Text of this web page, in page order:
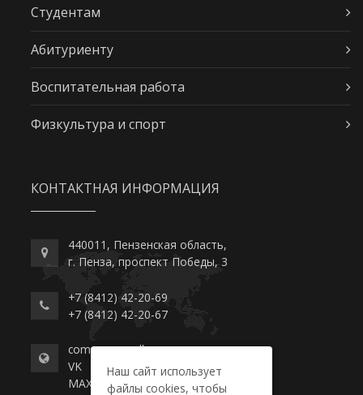
Студентам
Абитуриенту
Воспитательная работа
Физкультура и спорт
КОНТАКТНАЯ ИНФОРМАЦИЯ
440011, Пензенская область,
г. Пенза, проспект Победы, 3
+7 (8412) 42-20-69
+7 (8412) 42-20-67
commerce-college.ru
VK
MAX
Наш сайт использует
файлы cookies, чтобы